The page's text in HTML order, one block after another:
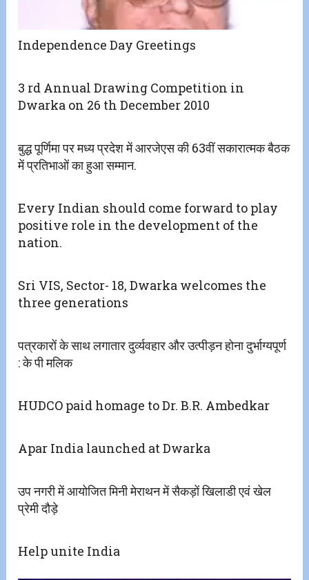
Independence Day Greetings
3 rd Annual Drawing Competition in
Dwarka on 26 th December 2010
बुद्ध पूर्णिमा पर मध्य प्रदेश में आरजेएस की 63वीं सकारात्मक बैठक
में प्रतिभाओं का हुआ सम्मान.
Every Indian should come forward to play
positive role in the development of the
nation.
Sri VIS, Sector- 18, Dwarka welcomes the
three generations
पत्रकारों के साथ लगातार दुर्व्यवहार और उत्पीड़न होना दुर्भाग्यपूर्ण
: के पी मलिक
HUDCO paid homage to Dr. B.R. Ambedkar
Apar India launched at Dwarka
उप नगरी में आयोजित मिनी मेराथन में सैकड़ों खिलाडी एवं खेल
प्रेमी दौड़े
Help unite India